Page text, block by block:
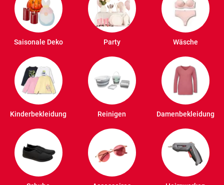
Saisonale Deko Party Wäsche
Kinderbekleidung Reinigen Damenbekleidung